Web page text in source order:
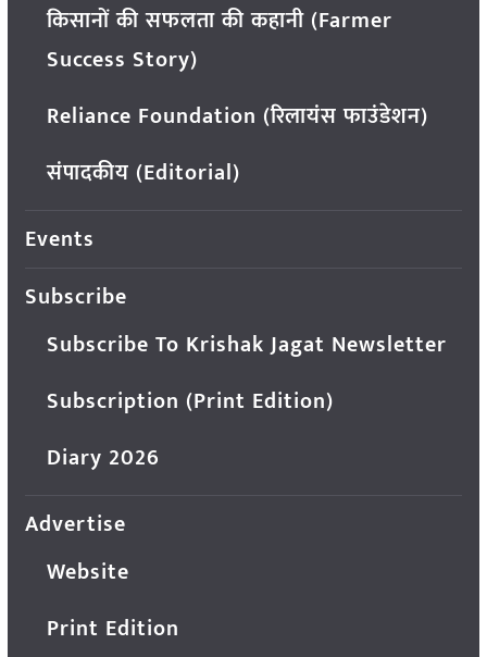
किसानों की सफलता की कहानी (Farmer
Success Story)
Reliance Foundation (रिलायंस फाउंडेशन)
संपादकीय (Editorial)
Events
Subscribe
Subscribe To Krishak Jagat Newsletter
Subscription (Print Edition)
Diary 2026
Advertise
Website
Print Edition